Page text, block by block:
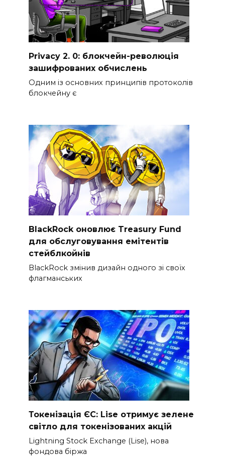
Privacy 2. 0: блокчейн-революція
зашифрованих обчислень
Одним із основних принципів протоколів
блокчейну є
BlackRock оновлює Treasury Fund
для обслуговування емітентів
стейблкойнів
BlackRock змінив дизайн одного зі своїх
флагманських
Токенізація ЄС: Lise отримує зелене
світло для токенізованих акцій
Lightning Stock Exchange (Lise), нова
фондова біржа